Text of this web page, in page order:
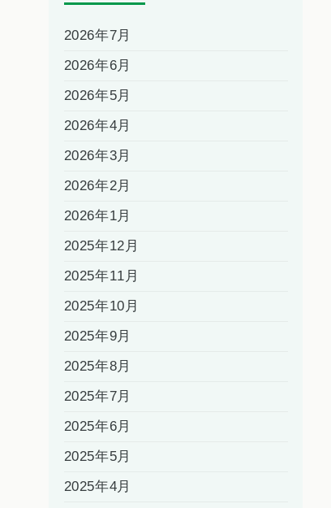
2026年7月
2026年6月
2026年5月
2026年4月
2026年3月
2026年2月
2026年1月
2025年12月
2025年11月
2025年10月
2025年9月
2025年8月
2025年7月
2025年6月
2025年5月
2025年4月